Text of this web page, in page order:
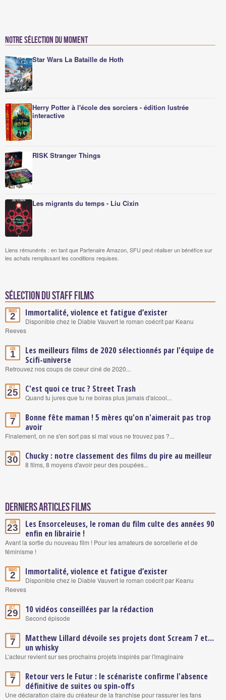
Notre sélection du moment
Star Wars La Bataille de Hoth
Herry Potter à l'école des sorciers - édition lustrée
interactive
RISK Stranger Things
Les migrants du temps - Liu Cixin
Liens rémunérés : en tant que Partenaire Amazon, SFU peut réaliser un bénéfice sur
les achats remplissant les conditions requises.
Sélection du staff Films
Mars
2 Immortalité, violence et fatigue d’exister
Disponible chez le Diable Vauvert le roman coécrit par Keanu
Reeves
Jan.
1
Les meilleurs films de 2020 sélectionnés par l'équipe de
Scifi-universe
Retrouvez nos coups de coeur ciné de 2020...
Oct.
25 C'est quoi ce truc ? Street Trash
Quand tu jures que tu ne boiras plus jamais d'alcool...
Juin
7
Bonne fête maman ! 5 mères qu'on n'aimerait pas trop
avoir
Finalement, on ne s'en sort pas si mal vous ne trouvez pas ?...
Mai
30 Chucky : notre classement des films du pire au meilleur
8 films, 8 moyens d'avoir peur des poupées...
Derniers articles Films
Juin
23
Les Ensorceleuses, le roman du film culte des années 90
enfin en librairie !
Avant la sortie du nouveau film ! Pour les amateurs de sorcellerie et de
féminisme !
Mars
2 Immortalité, violence et fatigue d’exister
Disponible chez le Diable Vauvert le roman coécrit par Keanu
Reeves
Oct.
29 10 vidéos conseillées par la rédaction
Second épisode
Mai
7
Matthew Lillard dévoile ses projets dont Scream 7 et...
un whisky
L’acteur revient sur ses prochains projets inspirés par l'imaginaire
Mai
7
Retour vers le Futur : le scénariste confirme l'absence
définitive de suites ou spin-offs
Une déclaration claire du créateur de la franchise pour rassurer les fans